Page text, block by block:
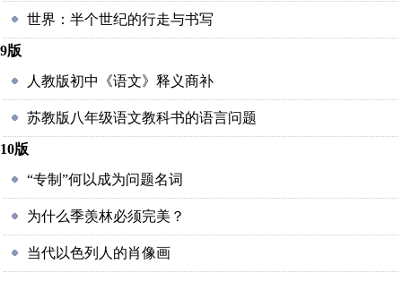
世界：半个世纪的行走与书写
9版
人教版初中《语文》释义商补
苏教版八年级语文教科书的语言问题
10版
“专制”何以成为问题名词
为什么季羡林必须完美？
当代以色列人的肖像画